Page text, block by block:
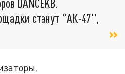
DANCEKB.
станут "АК-47",